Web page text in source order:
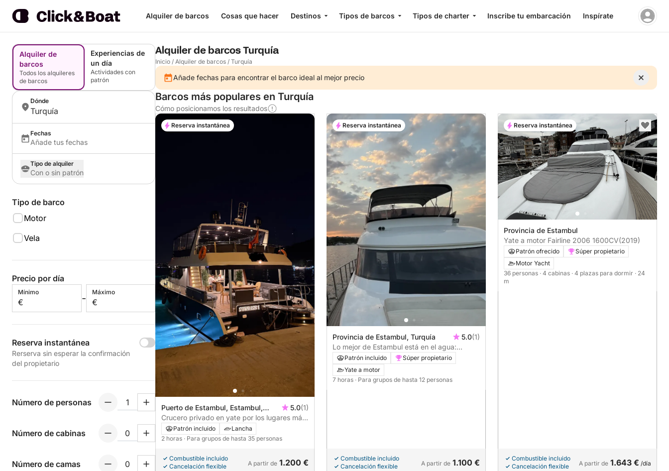
Alquiler de barcos Cosas que hacer Destinos Tipos de barcos Tipos de charter Inscribe tu embarcación Inspírate
Alquiler de
barcos
Todos los alquileres
de barcos
Experiencias de
un día
Actividades con
patrón
Dónde
Turquía
Fechas
Añade tus fechas
Tipo de alquiler
Con o sin patrón
Tipo de barco
Motor
Vela
Precio por día
Mínimo
€ -
Máximo
€
Reserva instantánea
Rerserva sin esperar la confirmación
del propietario
Número de personas
Número de cabinas
Número de camas
Alquiler de barcos Turquía
Inicio / Alquiler de barcos / Turquía
Añade fechas para encontrar el barco ideal al mejor precio
Barcos más populares en Turquía
Cómo posicionamos los resultados
Puerto de Estambul, Estambul,
Turquía
5.0(1)
Crucero privado en yate por los lugares más
destacados del Bósforo
Patrón incluido
Lancha
2 horas · Para grupos de hasta 35 personas
Combustible incluido
Cancelación flexible
A partir de 1.200 €
Reserva instantánea
Provincia de Estambul, Turquía 5.0(1)
Lo mejor de Estambul está en el agua:
Disfrute de un día completo a bordo de un
yate privado.
Patrón incluido
Súper propietario
Yate a motor
7 horas · Para grupos de hasta 12 personas
Combustible incluido
Cancelación flexible
A partir de 1.100 €
Reserva instantánea
Provincia de Estambul
Yate a motor Fairline 2006 1600CV(2019)
Patrón ofrecido
Súper propietario
Motor Yacht
36 personas · 4 cabinas · 4 plazas para dormir · 24
m
Combustible incluido
Cancelación flexible
A partir de 1.643 € /día
Reserva instantánea